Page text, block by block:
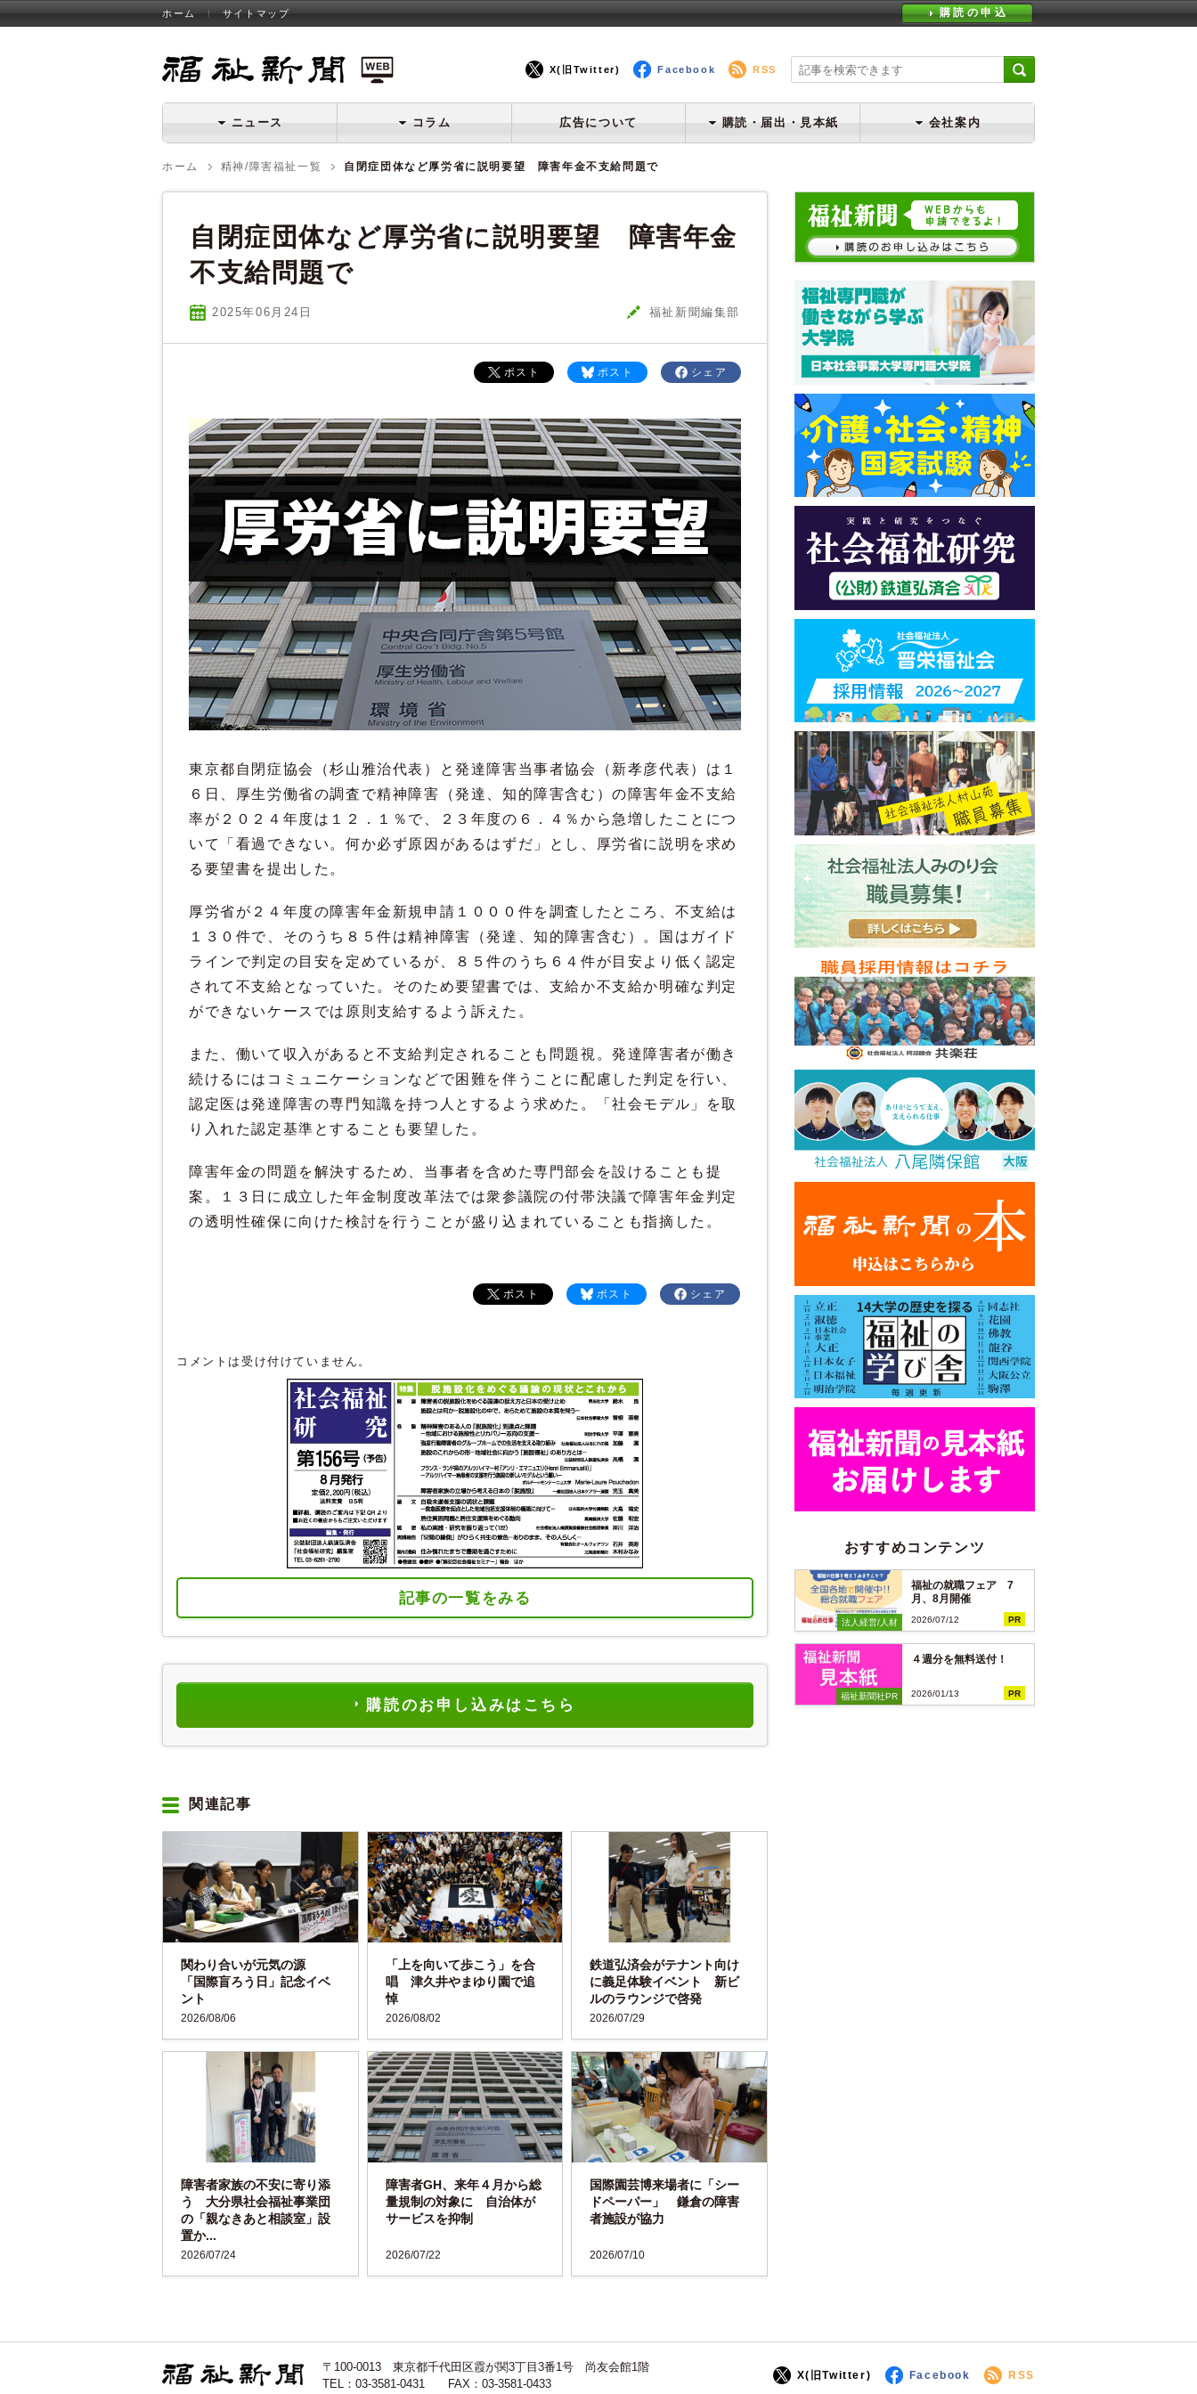
ホーム サイトマップ 購読の申込
X(旧Twitter) Facebook RSS
ニュース コラム 広告について 購読・届出・見本紙 会社案内
ホーム 精神/障害福祉一覧 自閉症団体など厚労省に説明要望 障害年金不支給問題で
自閉症団体など厚労省に説明要望 障害年金
不支給問題で
2025年06 月 24 日 福祉新聞編集部
シェア
ポスト
ポスト
東京都自閉症協会（杉山雅治代表）と発達障害当事者協会（新孝彦代表）は１
６日、厚生労働省の調査で精神障害（発達、知的障害含む）の障害年金不支給
率が２０２４年度は１２．１％で、２３年度の６．４％から急増したことにつ
いて「看過できない。何か必ず原因があるはずだ」とし、厚労省に説明を求め
る要望書を提出した。
厚労省が２４年度の障害年金新規申請１０００件を調査したところ、不支給は
１３０件で、そのうち８５件は精神障害（発達、知的障害含む）。国はガイド
ラインで判定の目安を定めているが、８５件のうち６４件が目安より低く認定
されて不支給となっていた。そのため要望書では、支給か不支給か明確な判定
ができないケースでは原則支給するよう訴えた。
また、働いて収入があると不支給判定されることも問題視。発達障害者が働き
続けるにはコミュニケーションなどで困難を伴うことに配慮した判定を行い、
認定医は発達障害の専門知識を持つ人とするよう求めた。「社会モデル」を取
り入れた認定基準とすることも要望した。
障害年金の問題を解決するため、当事者を含めた専門部会を設けることも提
案。１３日に成立した年金制度改革法では衆参議院の付帯決議で障害年金判定
の透明性確保に向けた検討を行うことが盛り込まれていることも指摘した。
シェア
ポスト
ポスト
コメントは受け付けていません。
記事の一覧をみる
購読のお申し込みはこちら
関連記事
2026/08/06
関わり合いが元気の源
「国際盲ろう日」記念イベ
ント
2026/08/02
「上を向いて歩こう」を合
唱 津久井やまゆり園で追
悼
2026/07/29
鉄道弘済会がテナント向け
に義足体験イベント 新ビ
ルのラウンジで啓発
2026/07/24
障害者家族の不安に寄り添
う 大分県社会福祉事業団
の「親なきあと相談室」設
置か...
2026/07/22
障害者GH、来年４月から総
量規制の対象に 自治体が
サービスを抑制
2026/07/10
国際園芸博来場者に「シー
ドペーパー」 鎌倉の障害
者施設が協力
おすすめコンテンツ
法人経営/人材
福祉の就職フェア 7
月、8月開催
2026/07/12 PR
福祉新聞社PR
４週分を無料送付！
2026/01/13 PR
〒100-0013 東京都千代田区霞が関3丁目3番1号 尚友会館1階
TEL：03-3581-0431 FAX：03-3581-0433
X(旧Twitter) Facebook RSS